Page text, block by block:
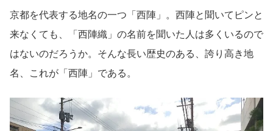
京都を代表する地名の一つ「西陣」。西陣と聞いてピンと
来なくても、「西陣織」の名前を聞いた人は多くいるので
はないのだろうか。そんな長い歴史のある、誇り高き地
名、これが「西陣」である。